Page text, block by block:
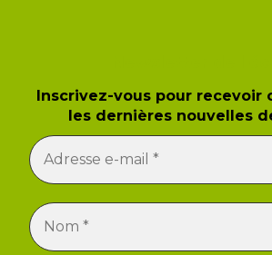
Inscrivez-vous pour recevoir
les dernières nouvelles